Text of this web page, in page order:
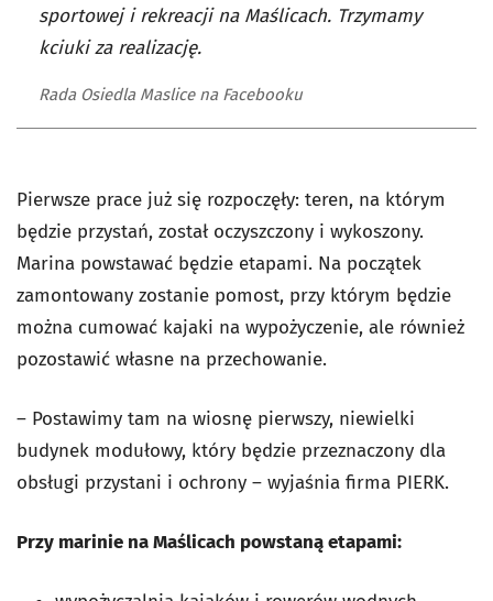
sportowej i rekreacji na Maślicach. Trzymamy
kciuki za realizację.
Rada Osiedla Maslice na Facebooku
Pierwsze prace już się rozpoczęły: teren, na którym
będzie przystań, został oczyszczony i wykoszony.
Marina powstawać będzie etapami. Na początek
zamontowany zostanie pomost, przy którym będzie
można cumować kajaki na wypożyczenie, ale również
pozostawić własne na przechowanie.
– Postawimy tam na wiosnę pierwszy, niewielki
budynek modułowy, który będzie przeznaczony dla
obsługi przystani i ochrony – wyjaśnia firma PIERK.
Przy marinie na Maślicach powstaną etapami: